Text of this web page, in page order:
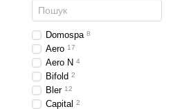
Domospa 8
Aero 17
Aero N 4
Bifold 2
Bler 12
Capital 2